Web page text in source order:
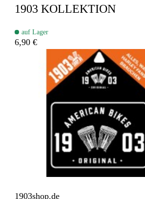
1903 KOLLEKTION
auf Lager
6,90 €
1903shop.de